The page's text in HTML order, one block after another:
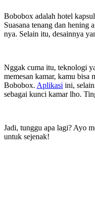
Bobobox adalah hotel
Suasana tenang dan hening
nya. Selain itu, desainnya
Nggak cuma itu, teknologi
memesan kamar, kamu bisa
Bobobox. Aplikasi ini,
sebagai kunci kamar lho.
Jadi, tunggu apa lagi? Ayo
untuk sejenak!